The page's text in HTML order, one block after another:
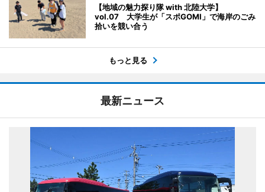
【地域の魅力探り隊 with 北陸大学】
vol.07 大学生が「スポGOMI」で海岸のごみ
拾いを競い合う
もっと見る
最新ニュース